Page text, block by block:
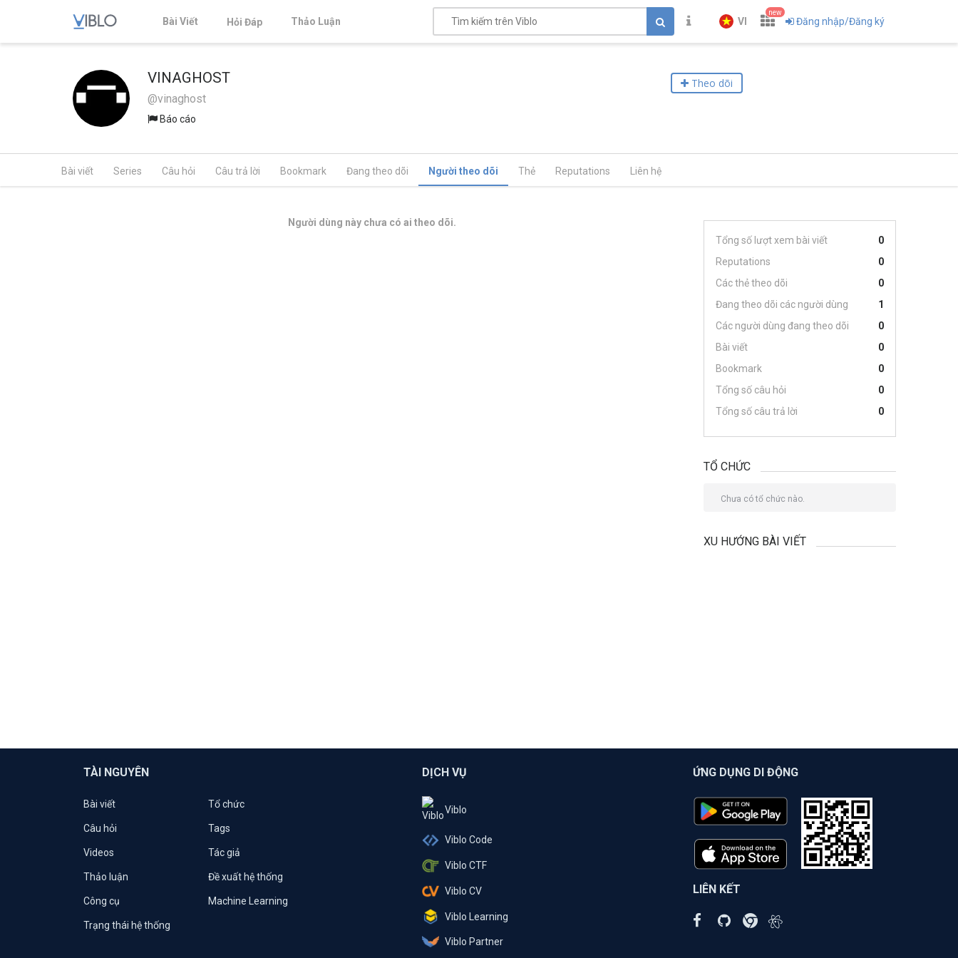
Bài Viết Hỏi Đáp Thảo Luận VI
new
Đăng nhập/Đăng ký
VINAGHOST
@vinaghost
Báo cáo
Theo dõi
Bài viết Series Câu hỏi Câu trả lời Bookmark Đang theo dõi Người theo dõi Thẻ Reputations Liên hệ
Người dùng này chưa có ai theo dõi.
Tổng số lượt xem bài viết
0
Reputations
0
Các thẻ theo dõi
0
Đang theo dõi các người dùng
1
Các người dùng đang theo dõi
0
Bài viết
0
Bookmark
0
Tổng số câu hỏi
0
Tổng số câu trả lời
0
TỔ CHỨC
Chưa có tổ chức nào.
XU HƯỚNG BÀI VIẾT
TÀI NGUYÊN
Bài viết Tổ chức
Câu hỏi Tags
Videos Tác giả
Thảo luận Đề xuất hệ thống
Công cụ Machine Learning
Trạng thái hệ thống
DỊCH VỤ
Viblo
Viblo Code
Viblo CTF
Viblo CV
Viblo Learning
Viblo Partner
ỨNG DỤNG DI ĐỘNG
LIÊN KẾT